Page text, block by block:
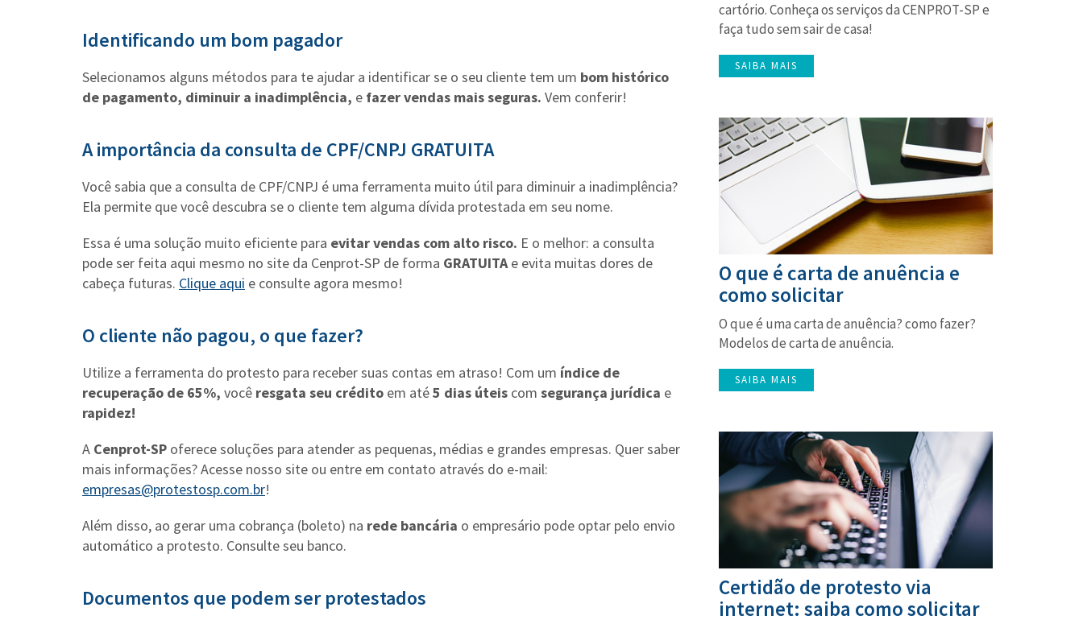
Identificando um bom pagador
Selecionamos alguns métodos para te ajudar a identificar se o seu cliente tem um bom histórico
de pagamento, diminuir a inadimplência, e fazer vendas mais seguras. Vem conferir!
A importância da consulta de CPF/CNPJ GRATUITA
Você sabia que a consulta de CPF/CNPJ é uma ferramenta muito útil para diminuir a inadimplência?
Ela permite que você descubra se o cliente tem alguma dívida protestada em seu nome.
Essa é uma solução muito eficiente para evitar vendas com alto risco. E o melhor: a consulta
pode ser feita aqui mesmo no site da Cenprot-SP de forma GRATUITAe evita muitas dores de
cabeça futuras. Clique aqui e consulte agora mesmo!
O cliente não pagou, o que fazer?
Utilize a ferramenta do protesto para receber suas contas em atraso! Com um índice de
recuperação de 65%, você resgata seu crédito em até5 dias úteis com segurança jurídica e
rapidez!
A Cenprot-SP oferece soluções para atender as pequenas, médias e grandes empresas. Quer saber
mais informações? Acesse nosso site ou entre em contato através do e-mail:
empresas@protestosp.com.br!
Além disso, ao gerar uma cobrança (boleto) na rede bancária o empresário pode optar pelo envio
automático a protesto. Consulte seu banco.
Documentos que podem ser protestados
cartório. Conheça os serviços da CENPROT-SP e
faça tudo sem sair de casa!
SAIBA MAIS
O que é carta de anuência e
como solicitar
O que é uma carta de anuência? como fazer?
Modelos de carta de anuência.
SAIBA MAIS
Certidão de protesto via
internet: saiba como solicitar